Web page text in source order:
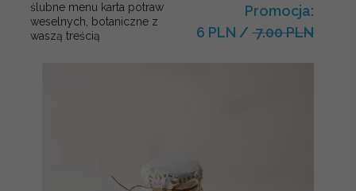
ślubne menu karta potraw
weselnych, botaniczne z
waszą treścią
Promocja:
6 PLN / 7.00 PLN